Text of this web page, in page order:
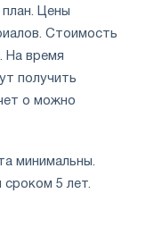
Цены
Стоимость
На время
получить
о можно
минимальны.
сроком 5 лет.